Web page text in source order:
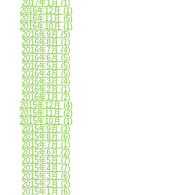
2017年1月 (1)
2016年12月 (1)
2016年11月 (5)
2016年10月 (1)
2016年9月 (5)
2016年8月 (1)
2016年7月 (4)
2016年6月 (5)
2016年5月 (5)
2016年4月 (5)
2016年3月 (4)
2016年2月 (1)
2016年1月 (2)
2015年12月 (4)
2015年11月 (2)
2015年10月 (1)
2015年9月 (3)
2015年8月 (6)
2015年7月 (1)
2015年6月 (2)
2015年5月 (7)
2015年4月 (7)
2015年3月 (6)
2015年2月 (2)
2015年1月 (6)